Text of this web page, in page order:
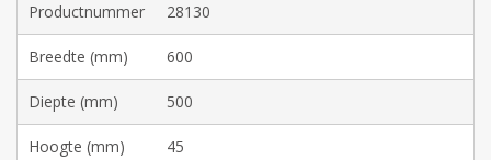
Productnummer 28130
Breedte (mm) 600
Diepte (mm) 500
Hoogte (mm) 45